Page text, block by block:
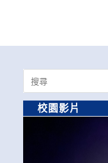
Search
for:
校園影片